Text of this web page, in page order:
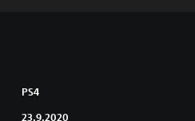
PS4
23.9.2020